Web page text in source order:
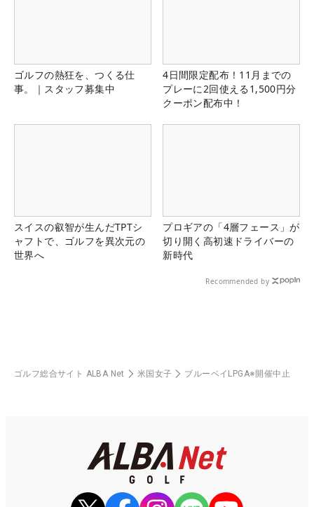
ゴルフの熱狂を、つくる仕
事。｜スタッフ募集中
4日間限定配布！11月までの
プレーに2回使える1,500円分
クーポン配布中！
スイスの叡智が生んだTPTシ
ャフトで、ゴルフを異次元の
世界へ
プロギアの「4層フェース」が
切り開く高初速ドライバーの
新時代
Recommended by
ゴルフ総合サイト ALBA Net 米国女子 ブルーベイLPGA※開催中止